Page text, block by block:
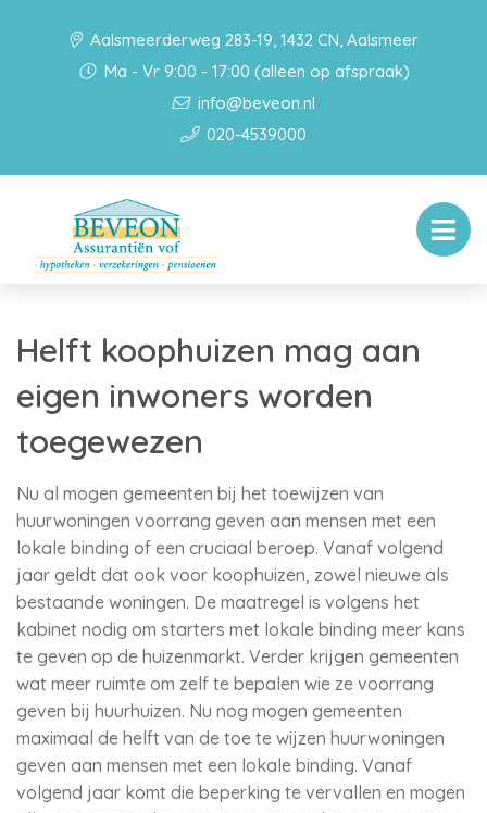
Aalsmeerderweg 283-19, 1432 CN, Aalsmeer
Ma - Vr 9:00 - 17:00 (alleen op afspraak)
info@beveon.nl
020-4539000
Helft koophuizen mag aan
eigen inwoners worden
toegewezen
Nu al mogen gemeenten bij het toewijzen van
huurwoningen voorrang geven aan mensen met een
lokale binding of een cruciaal beroep. Vanaf volgend
jaar geldt dat ook voor koophuizen, zowel nieuwe als
bestaande woningen. De maatregel is volgens het
kabinet nodig om starters met lokale binding meer kans
te geven op de huizenmarkt. Verder krijgen gemeenten
wat meer ruimte om zelf te bepalen wie ze voorrang
geven bij huurhuizen. Nu nog mogen gemeenten
maximaal de helft van de toe te wijzen huurwoningen
geven aan mensen met een lokale binding. Vanaf
volgend jaar komt die beperking te vervallen en mogen